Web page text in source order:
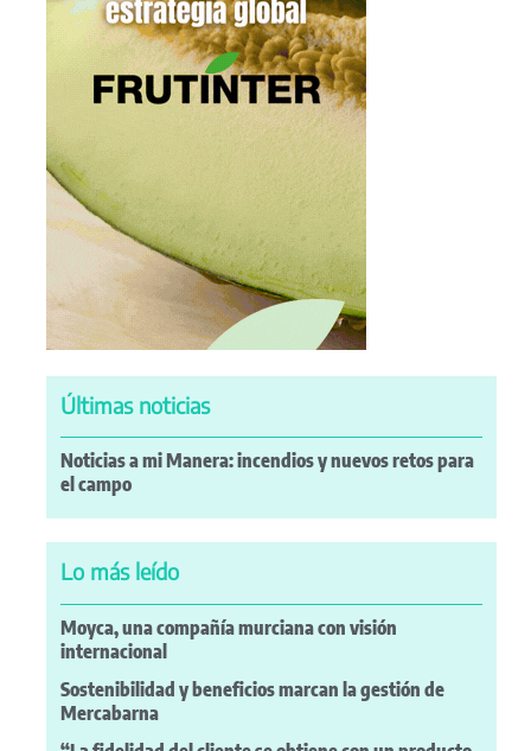
Últimas noticias
Noticias a mi Manera: incendios y nuevos retos para
el campo
Lo más leído
Moyca, una compañía murciana con visión
internacional
Sostenibilidad y beneficios marcan la gestión de
Mercabarna